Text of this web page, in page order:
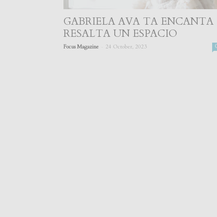
GABRIELA AVA TA ENCANTA
RESALTA UN ESPACIO
Focus Magazine 24 October, 2023 0